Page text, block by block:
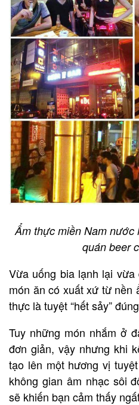
Ẩm thực miền Nam nước
quán beer
Vừa uống bia lạnh lại
món ăn có xuất xứ từ nền
thực là tuyệt “hết sảy”
Tuy những món nhắm ở
đơn giản, vậy nhưng khi
tạo lên một hương vị
không gian âm nhạc sôi
sẽ khiến bạn cảm thấy